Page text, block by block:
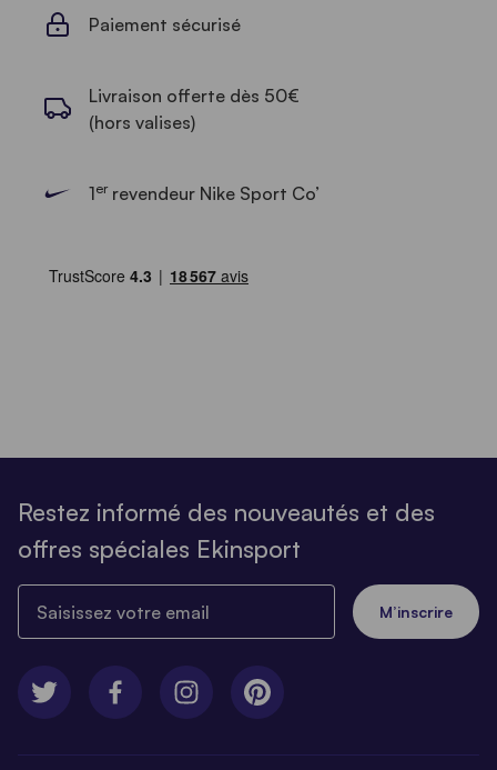
Paiement sécurisé
Livraison offerte dès 50€
(hors valises)
1errevendeur Nike Sport Co’
Restez informé des nouveautés et des
offres spéciales Ekinsport
M’inscrire